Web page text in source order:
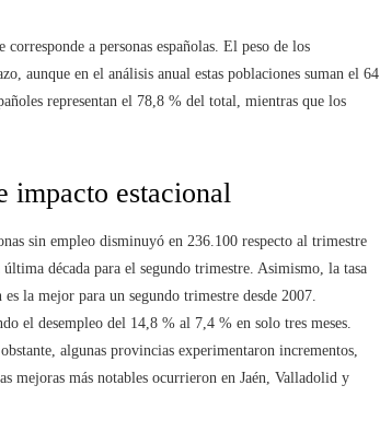
a personas españolas. El peso de los
aunque en el análisis anual estas poblaciones suman el 64
representan el 78,8 % del total, mientras que los
impacto estacional
sin empleo disminuyó en 236.100 respecto al trimestre
década para el segundo trimestre. Asimismo, la tasa
la mejor para un segundo trimestre desde 2007.
el desempleo del 14,8 % al 7,4 % en solo tres meses.
algunas provincias experimentaron incrementos,
mejoras más notables ocurrieron en Jaén, Valladolid y